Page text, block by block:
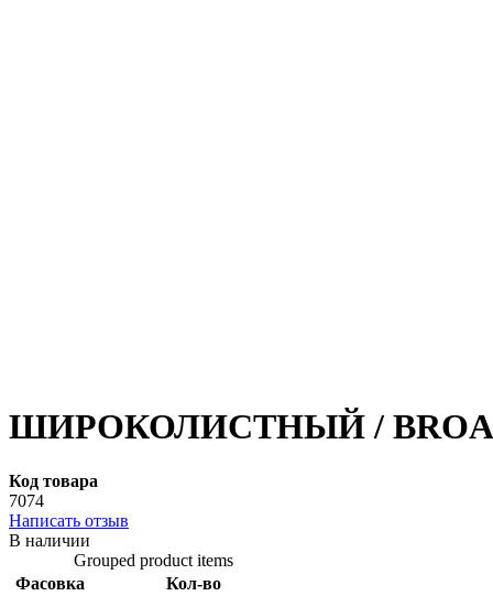
ШИРОКОЛИСТНЫЙ /
Код товара
7074
Написать отзыв
В наличии
Grouped product items
Фасовка
Кол-во